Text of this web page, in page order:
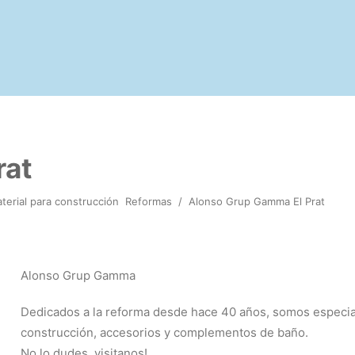
para construcción Reformas / Alonso Grup Gamma El Prat
Alonso Grup Gamma
Dedicados a la reforma desde hace 40 años, somos
construcción, accesorios y complementos de baño.